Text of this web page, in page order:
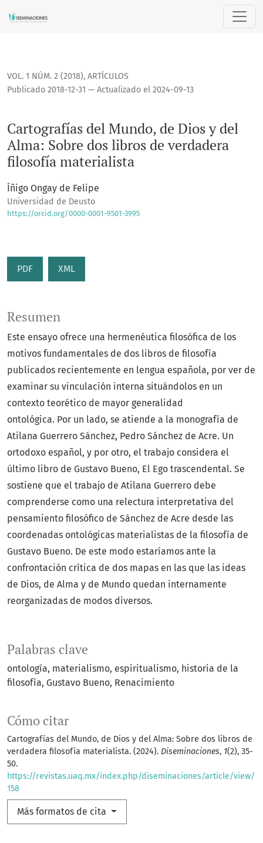
Cartografías del Mundo, de Dios y del Alma: Sobre dos
VOL. 1 NÚM. 2 (2018), ARTÍCULOS
Cartografías del Mundo, de Dios y del
Alma: Sobre dos libros de verdadera
filosofía materialista
Publicado 2018-12-31 — Actualizado el 2024-09-13
Íñigo Ongay de Felipe
Universidad de Deusto
https://orcid.org/0000-0001-9501-3995
PDF XML
Palabras clave
ontología materialismo espiritualismo historia de la
filosofía Gustavo Bueno Renacimiento
Cómo citar
Cartografías del Mundo, de Dios y del Alma: Sobre dos libros de
verdadera filosofía materialista. (2024). Diseminaciones, 1(2), 35-
50.
https://revistas.uaq.mx/index.php/diseminaciones/article/view/
158
Más formatos de cita
Resumen
Este ensayo ofrece una hermenéutica filosófica de los
motivos fundamentales de dos libros de filosofía
publicados recientemente en lengua española, por ver de
examinar su vinculación interna situándolos en un
contexto teorético de mayor generalidad
ontológica. Por un lado, se atiende a la monografía de
Atilana Guerrero Sánchez, Pedro Sánchez de Acre. Un
ortodoxo español, y por otro, el trabajo considera el
último libro de Gustavo Bueno, El Ego trascendental. Se
sostiene que el trabajo de Atilana Guerrero debe
comprenderse como una relectura interpretativa del
pensamiento filosófico de Sánchez de Acre desde las
coordenadas ontológicas materialistas de la filosofía de
Gustavo Bueno. De este modo estaríamos ante la
confrontación crítica de dos mapas en las que las ideas
de Dios, de Alma y de Mundo quedan internamente
reorganizadas de modos diversos.